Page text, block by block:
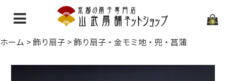
0
ホーム
当店について
ホーム >飾り扇子 >飾り扇子・金モミ地・兜・菖蒲